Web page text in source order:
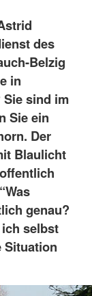
des
Belzig
in
Sie sind im
Sie ein
Der
Blaulicht
Was
genau?
selbst
Situation